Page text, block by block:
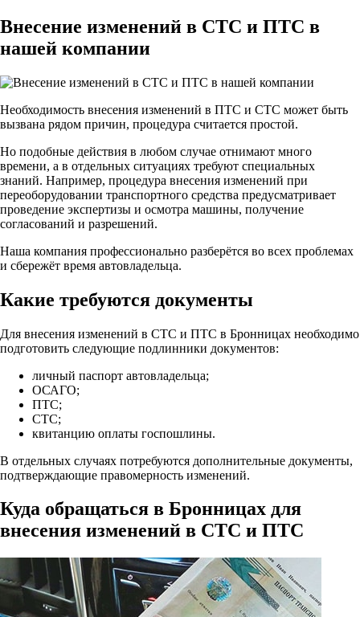
Внесение изменений в СТС и ПТС в
нашей компании
Необходимость внесения изменений в ПТС и СТС может быть
вызвана рядом причин, процедура считается простой.
Но подобные действия в любом случае отнимают много
времени, а в отдельных ситуациях требуют специальных
знаний. Например, процедура внесения изменений при
переоборудовании транспортного средства предусматривает
проведение экспертизы и осмотра машины, получение
согласований и разрешений.
Наша компания профессионально разберётся во всех проблемах
и сбережёт время автовладельца.
Какие требуются документы
Для внесения изменений в СТС и ПТС в Бронницах необходимо
подготовить следующие подлинники документов:
личный паспорт автовладельца;
ОСАГО;
ПТС;
СТС;
квитанцию оплаты госпошлины.
В отдельных случаях потребуются дополнительные документы,
подтверждающие правомерность изменений.
Куда обращаться в Бронницах для
внесения изменений в СТС и ПТС